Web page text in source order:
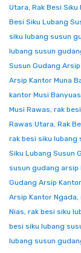
Utara, Rak Besi
Besi Siku Lubang
siku lubang susun
lubang susun
Susun Gudang
Arsip Kantor Muna
kantor Musi
Musi Rawas, rak
Rawas Utara, Rak
rak besi siku lubang
Siku Lubang Susun
susun gudang arsip
Gudang Arsip
Arsip Kantor Ngada,
Nias, rak besi siku
besi siku lubang
lubang susun